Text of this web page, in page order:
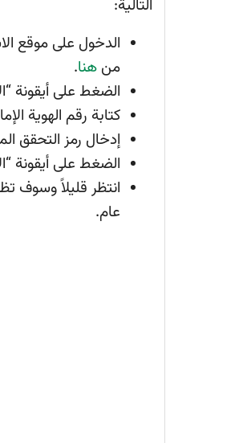
التالية:
الدخول على موقع
من هنا.
الضغط على أيقونة
كتابة رقم الهوية
إدخال رمز التحقق
الضغط على أيقونة
انتظر قليلاً وسوف
عام.